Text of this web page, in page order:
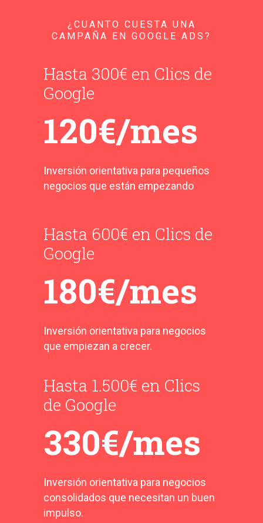
¿CUANTO CUESTA UNA
CAMPAÑA EN GOOGLE ADS?
Hasta 300€ en Clics de
Google
120€/mes
Inversión orientativa para pequeños
negocios que están empezando
Hasta 600€ en Clics de
Google
180€/mes
Inversión orientativa para negocios
que empiezan a crecer.
Hasta 1.500€ en Clics
de Google
330€/mes
Inversión orientativa para negocios
consolidados que necesitan un buen
impulso.